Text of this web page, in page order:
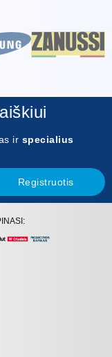
ir specialius
Registruotis